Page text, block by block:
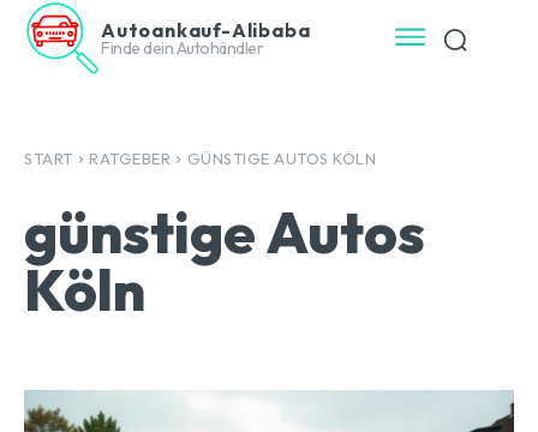
Autoankauf-Alibaba
Finde dein Autohändler
START RATGEBER GÜNSTIGE AUTOS KÖLN
günstige Autos
Köln